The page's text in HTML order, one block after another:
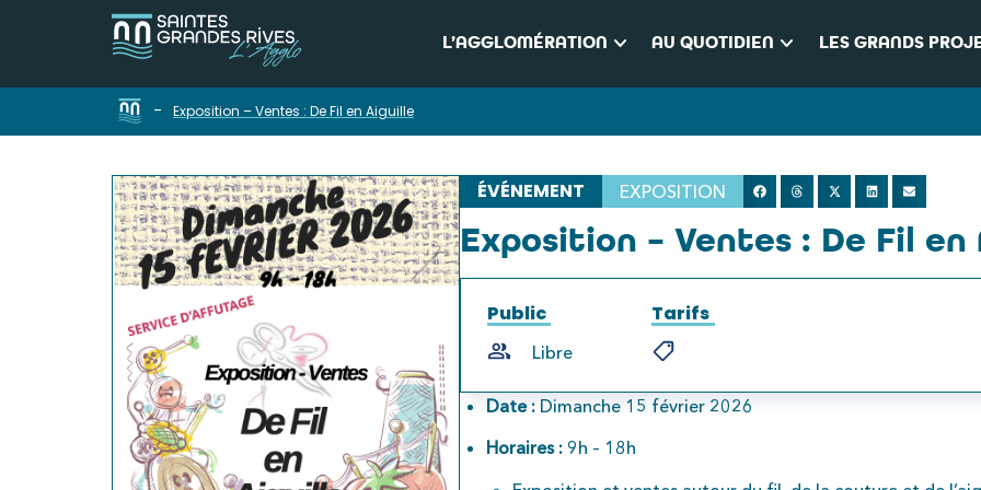
L’AGGLOMÉRATION keyboard_arrow_down AU QUOTIDIEN keyboard_arrow_down LES GRANDS
- Exposition – Ventes : De Fil en Aiguille
ÉVÉNEMENT EXPOSITION
Exposition – Ventes : De Fil en
Public
Libre
Tarifs
Date :Dimanche 15 février 2026
Horaires :9h – 18h